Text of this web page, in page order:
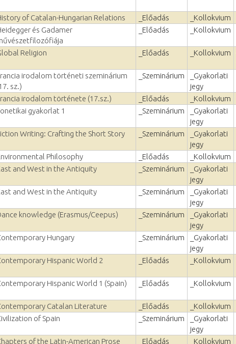
of Catalan-Hungarian Relations _Előadás
_Kollokvium
és Gadamer
_Előadás _Kollokvium
Religion _Előadás _Kollokvium
irodalom történeti szeminárium
sz.)
_Szeminárium
_Gyakorlati
jegy
irodalom története (17.sz.) _Előadás
_Kollokvium
gyakorlat 1 _Szeminárium
_Gyakorlati
jegy
Writing: Crafting the Short Story _Szeminárium
_Gyakorlati
jegy
Philosophy _Előadás
_Kollokvium
and West in the Antiquity _Szeminárium
_Gyakorlati
jegy
and West in the Antiquity _Szeminárium
_Gyakorlati
jegy
knowledge (Erasmus/Ceepus) _Szeminárium
_Gyakorlati
jegy
Hungary _Szeminárium
_Gyakorlati
jegy
Hispanic World 2 _Előadás _Kollokvium
Hispanic World 1 (Spain) _Előadás _Kollokvium
Catalan Literature _Előadás
_Kollokvium
of Spain _Szeminárium
_Gyakorlati
jegy
of the Latin-American Prose _Előadás _Kollokvium